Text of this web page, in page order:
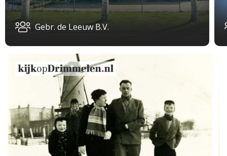
Gebr. de Leeuw B.V.